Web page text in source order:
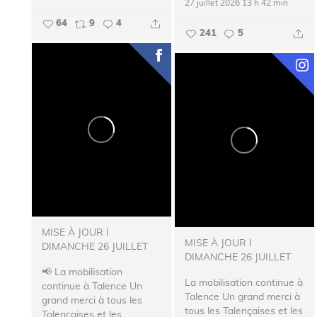
64 9 4
27 juillet 2026 13 h 42 min
241 5
MISE À JOUR I
DIMANCHE 26 JUILLET
📢 La mobilisation
continue à Talence Un
grand merci à tous les
MISE À JOUR I
DIMANCHE 26 JUILLET
La mobilisation continue à
Talence Un grand merci à
tous les Talençaises et les